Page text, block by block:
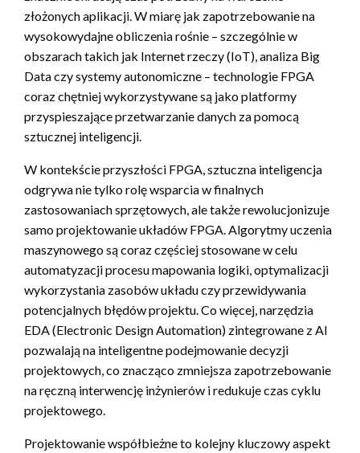
złożonych aplikacji. W miarę jak zapotrzebowanie na
wysokowydajne obliczenia rośnie – szczególnie w
obszarach takich jak Internet rzeczy (IoT), analiza Big
Data czy systemy autonomiczne – technologie FPGA
coraz chętniej wykorzystywane są jako platformy
przyspieszające przetwarzanie danych za pomocą
sztucznej inteligencji.
W kontekście przyszłości FPGA, sztuczna inteligencja
odgrywa nie tylko rolę wsparcia w finalnych
zastosowaniach sprzętowych, ale także rewolucjonizuje
samo projektowanie układów FPGA. Algorytmy uczenia
maszynowego są coraz częściej stosowane w celu
automatyzacji procesu mapowania logiki, optymalizacji
wykorzystania zasobów układu czy przewidywania
potencjalnych błędów projektu. Co więcej, narzędzia
EDA (Electronic Design Automation) zintegrowane z AI
pozwalają na inteligentne podejmowanie decyzji
projektowych, co znacząco zmniejsza zapotrzebowanie
na ręczną interwencję inżynierów i redukuje czas cyklu
projektowego.
Projektowanie współbieżne to kolejny kluczowy aspekt